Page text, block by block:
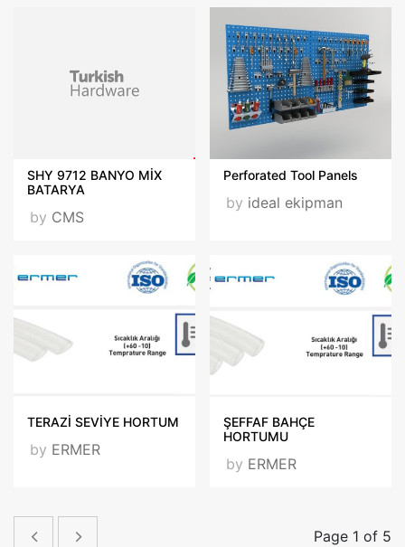
SHY 9712 BANYO MİX
BATARYA
by CMS
Perforated Tool Panels
by ideal ekipman
TERAZİ SEVİYE HORTUM
by ERMER
ŞEFFAF BAHÇE
HORTUMU
by ERMER
Page 1 of 5